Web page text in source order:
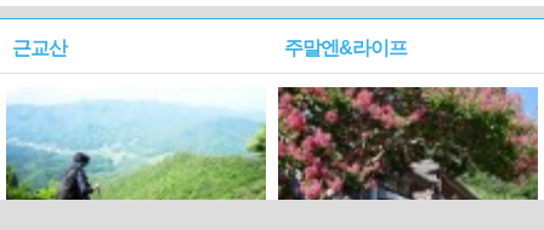
근교산 주말엔&라이프